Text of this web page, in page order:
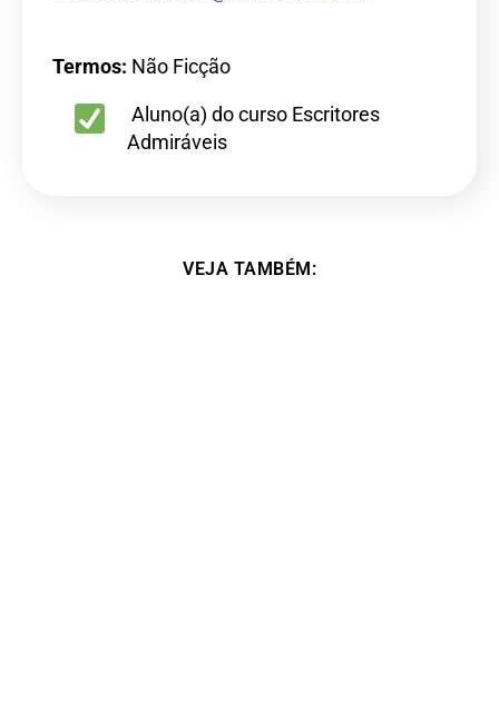
Termos: Não Ficção
Aluno(a) do curso Escritores
Admiráveis
VEJA TAMBÉM: